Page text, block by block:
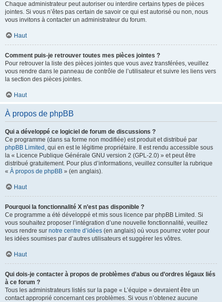
Chaque administrateur peut autoriser ou interdire certains types de pièces
jointes. Si vous n’êtes pas certain de savoir ce qui est autorisé ou non, nous
vous invitons à contacter un administrateur du forum.
Haut
Comment puis-je retrouver toutes mes pièces jointes ?
Pour retrouver la liste des pièces jointes que vous avez transférées, veuillez
vous rendre dans le panneau de contrôle de l’utilisateur et suivre les liens vers
la section des pièces jointes.
Haut
À propos de phpBB
Qui a développé ce logiciel de forum de discussions ?
Ce programme (dans sa forme non modifiée) est produit et distribué par
phpBB Limited , qui en est le légitime propriétaire. Il est rendu accessible sous
la « Licence Publique Générale GNU version 2 (GPL-2.0) » et peut être
distribué gratuitement. Pour plus d’informations, veuillez consulter la rubrique
« À propos de phpBB » (en anglais).
Haut
Pourquoi la fonctionnalité X n’est pas disponible ?
Ce programme a été développé et mis sous licence par phpBB Limited. Si
vous souhaitez proposer l’intégration d’une nouvelle fonctionnalité, veuillez
vous rendre sur notre centre d’idées (en anglais) où vous pourrez voter pour
les idées soumises par d’autres utilisateurs et suggérer les vôtres.
Haut
Qui dois-je contacter à propos de problèmes d’abus ou d’ordres légaux liés
à ce forum ?
Tous les administrateurs listés sur la page « L’équipe » devraient être un
contact approprié concernant ces problèmes. Si vous n’obtenez aucune